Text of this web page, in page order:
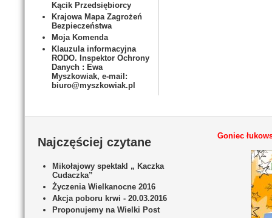
Kącik Przedsiębiorcy
Krajowa Mapa Zagrożeń
Bezpieczeństwa
Moja Komenda
Klauzula informacyjna
RODO. Inspektor Ochrony
Danych : Ewa
Myszkowiak, e-mail:
biuro@myszkowiak.pl
Najczęściej czytane
Mikołajowy spektakl „ Kaczka
Cudaczka”
Życzenia Wielkanocne 2016
Akcja poboru krwi - 20.03.2016
Proponujemy na Wielki Post
Goniec